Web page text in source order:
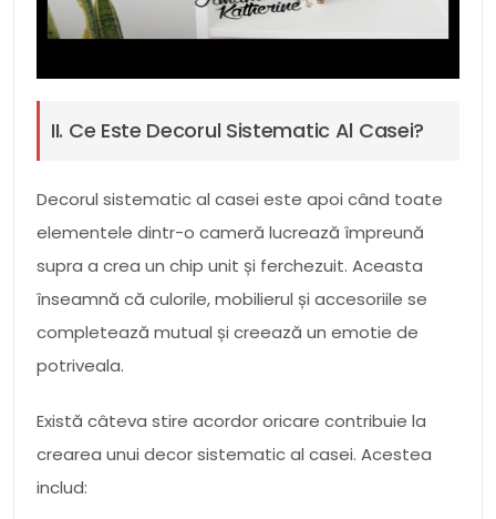
II. Ce Este Decorul Sistematic Al Casei?
Decorul sistematic al casei este apoi când toate
elementele dintr-o cameră lucrează împreună
supra a crea un chip unit și ferchezuit. Aceasta
înseamnă că culorile, mobilierul și accesoriile se
completează mutual și creează un emotie de
potriveala.
Există câteva stire acordor oricare contribuie la
crearea unui decor sistematic al casei. Acestea
includ: